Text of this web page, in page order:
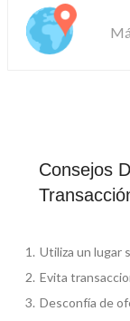
Consejos
Utiliza un lugar
Evita
Desconfía de